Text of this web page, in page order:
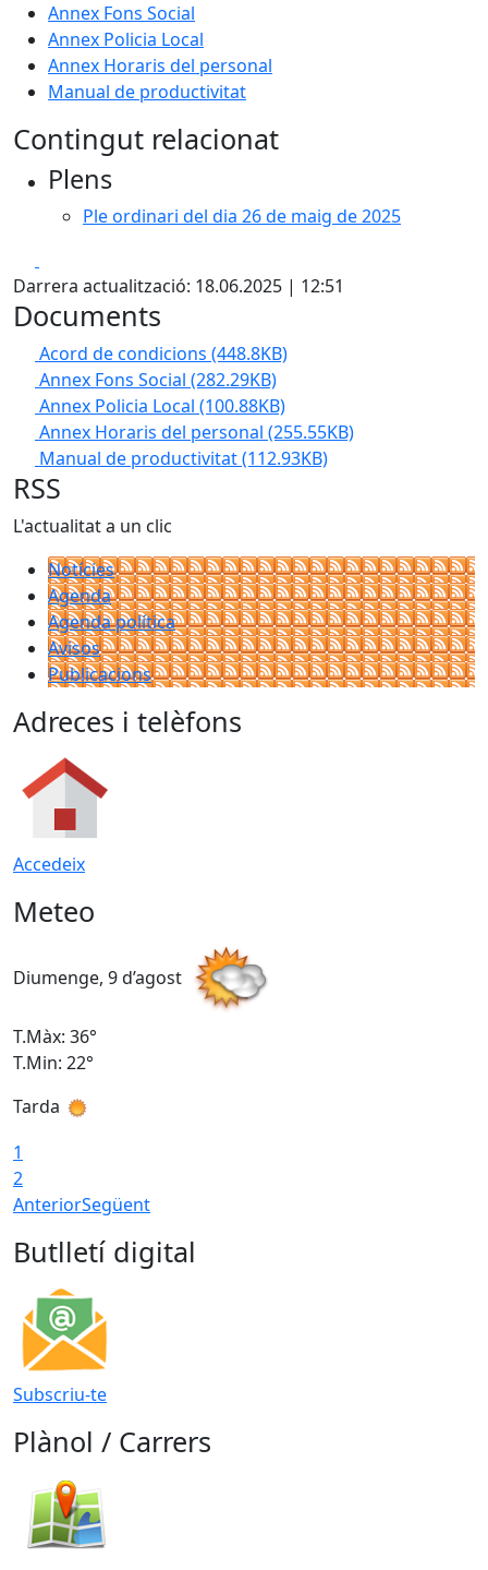
Annex Fons Social
Annex Policia Local
Annex Horaris del personal
Manual de productivitat
Contingut relacionat
Plens
Ple ordinari del dia 26 de maig de 2025
Darrera actualització: 18.06.2025 | 12:51
Documents
Acord de condicions (448.8KB)
Annex Fons Social (282.29KB)
Annex Policia Local (100.88KB)
Annex Horaris del personal (255.55KB)
Manual de productivitat(112.93KB)
RSS
L'actualitat a un clic
Notícies
Agenda
Agenda política
Avisos
Publicacions
Adreces i telèfons
Accedeix
Meteo
Diumenge, 9 d’agost
T.Màx: 36°
T.Min: 22°
Tarda
1
2
AnteriorSegüent
Butlletí digital
Subscriu-te
Plànol / Carrers